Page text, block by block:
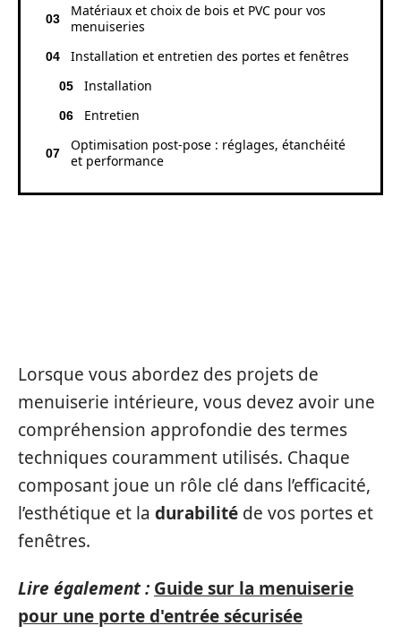
Matériaux et choix de bois et PVC pour vos
menuiseries
Installation et entretien des portes et fenêtres
Installation
Entretien
Optimisation post‑pose : réglages, étanchéité
et performance
Lorsque vous abordez des projets de
menuiserie intérieure, vous devez avoir une
compréhension approfondie des termes
techniques couramment utilisés. Chaque
composant joue un rôle clé dans l’efficacité,
l’esthétique et la durabilité de vos portes et
fenêtres.
Lire également : Guide sur la menuiserie
pour une porte d'entrée sécurisée